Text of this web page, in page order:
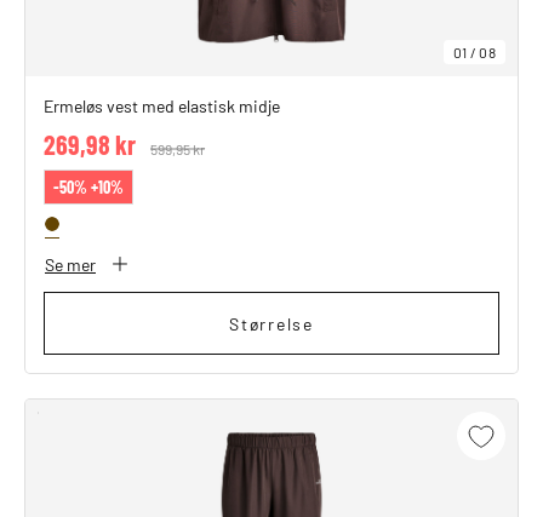
01 /08
Ermeløs vest med elastisk midje
Price reduced from
599,95 kr
269,98 kr
-50% +10%
Se mer
Størrelse